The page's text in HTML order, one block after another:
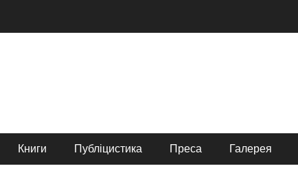
Книги Публіцистика Преса Галерея